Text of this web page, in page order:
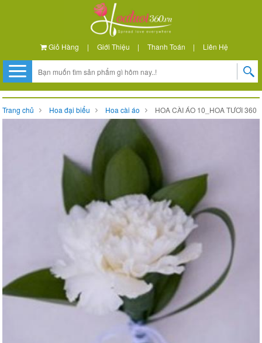
Giỏ Hàng | Giới Thiệu | Thanh Toán | Liên Hệ
Trang chủ Hoa đại biểu Hoa cài áo HOA CÀI ÁO 10_HOA TƯƠI 360